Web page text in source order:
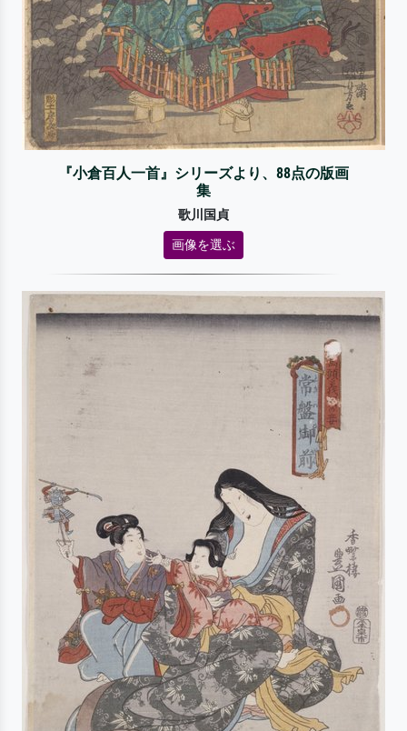
『小倉百人一首』シリーズより、88点の版画
集
歌川国貞
画像を選ぶ